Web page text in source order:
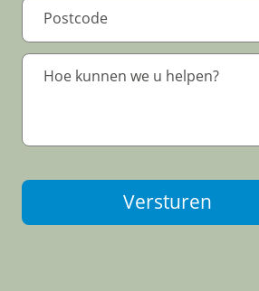
Versturen